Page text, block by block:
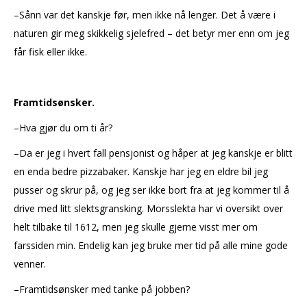
–Sånn var det kanskje før, men ikke nå lenger. Det å være i
naturen gir meg skikkelig sjelefred – det betyr mer enn om jeg
får fisk eller ikke.
Framtidsønsker.
–Hva gjør du om ti år?
–Da er jeg i hvert fall pensjonist og håper at jeg kanskje er blitt
en enda bedre pizzabaker. Kanskje har jeg en eldre bil jeg
pusser og skrur på, og jeg ser ikke bort fra at jeg kommer til å
drive med litt slektsgransking. Morsslekta har vi oversikt over
helt tilbake til 1612, men jeg skulle gjerne visst mer om
farssiden min. Endelig kan jeg bruke mer tid på alle mine gode
venner.
–Framtidsønsker med tanke på jobben?